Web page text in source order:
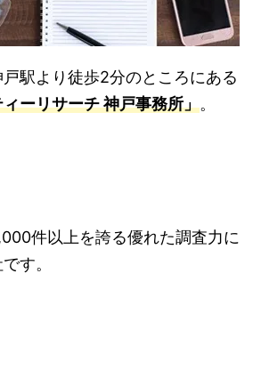
駅より徒歩2分のところにある
ーリサーチ 神戸事務所」。
件以上を誇る優れた調査力に
す。